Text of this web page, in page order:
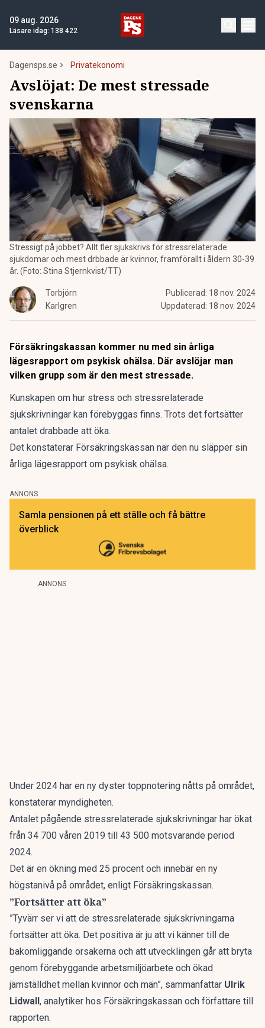
09 aug. 2026
Läsare idag: 138 422
Dagensps.se Privatekonomi
Avslöjat: De mest stressade
svenskarna
Stressigt på jobbet? Allt fler sjukskrivs för stressrelaterade
sjukdomar och mest drbbade är kvinnor, framförallt i åldern 30-39
år. (Foto: Stina Stjernkvist/TT)
Torbjörn
Karlgren
Publicerad: 18 nov. 2024
Uppdaterad: 18 nov. 2024
Försäkringskassan kommer nu med sin årliga
lägesrapport om psykisk ohälsa. Där avslöjar man
vilken grupp som är den mest stressade.
Kunskapen om hur stress och stressrelaterade
sjukskrivningar kan förebyggas finns. Trots det fortsätter
antalet drabbade att öka.
Det konstaterar Försäkringskassan när den nu släpper sin
årliga lägesrapport om psykisk ohälsa.
ANNONS
Samla pensionen på ett ställe och få bättre
överblick
ANNONS
Under 2024 har en ny dyster toppnotering nåtts på området,
konstaterar myndigheten.
Antalet pågående stressrelaterade sjukskrivningar har ökat
från 34 700 våren 2019 till 43 500 motsvarande period
2024.
Det är en ökning med 25 procent och innebär en ny
högstanivå på området, enligt Försäkringskassan.
”Fortsätter att öka”
”Tyvärr ser vi att de stressrelaterade sjukskrivningarna
fortsätter att öka. Det positiva är ju att vi känner till de
bakomliggande orsakerna och att utvecklingen går att bryta
genom förebyggande arbetsmiljöarbete och ökad
jämställdhet mellan kvinnor och män”, sammanfattar Ulrik
Lidwall, analytiker hos Försäkringskassan och författare till
rapporten.